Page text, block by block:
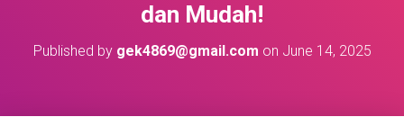
dan Mudah!
Published by gek4869@gmail.com on June 14, 2025